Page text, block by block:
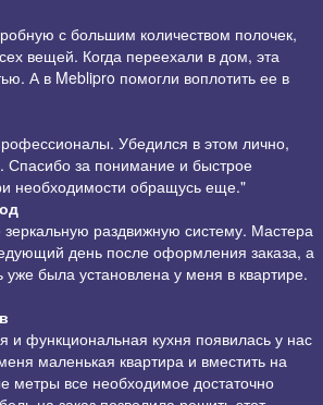
с большим количеством полочек,
вещей. Когда переехали в дом, эта
А в Meblipro помогли воплотить ее в
Убедился в этом лично,
Спасибо за понимание и быстрое
необходимости обращусь еще."
раздвижную систему. Мастера
день после оформления заказа, а
была установлена у меня в квартире.
и функциональная кухня появилась у нас
маленькая квартира и вместить на
метры все необходимое достаточно